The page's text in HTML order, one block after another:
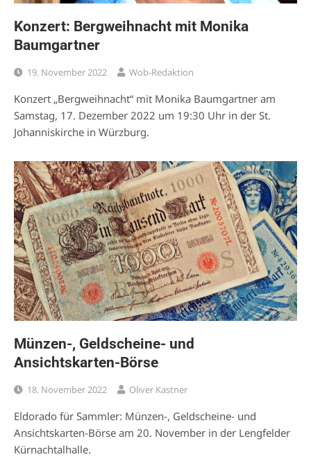
Konzert: Bergweihnacht mit Monika
Baumgartner
19. November 2022 Wob-Redaktion
Konzert „Bergweihnacht“ mit Monika Baumgartner am
Samstag, 17. Dezember 2022 um 19:30 Uhr in der St.
Johanniskirche in Würzburg.
Münzen-, Geldscheine- und
Ansichtskarten-Börse
18. November 2022 Oliver Kastner
Eldorado für Sammler: Münzen-, Geldscheine- und
Ansichtskarten-Börse am 20. November in der Lengfelder
Kürnachtalhalle.